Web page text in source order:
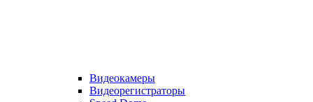
Видеокамеры
Видеорегистраторы